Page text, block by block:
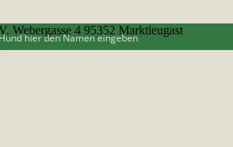
Webergasse 4 95352 Marktleugast